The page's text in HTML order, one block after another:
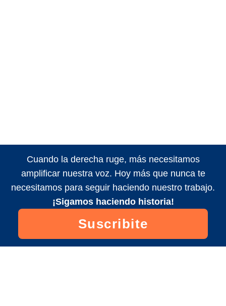
Cuando la derecha ruge, más necesitamos
amplificar nuestra voz. Hoy más que nunca te
necesitamos para seguir haciendo nuestro trabajo.
¡Sigamos haciendo historia!
Suscribite